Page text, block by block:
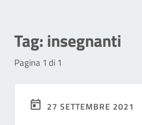
Tag:insegnanti
Pagina 1 di 1
27 SETTEMBRE 2021